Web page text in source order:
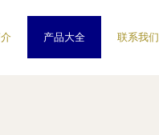
产品大全 联系我们